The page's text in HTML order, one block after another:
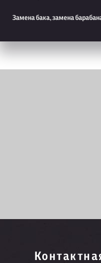
Замена бака, замена